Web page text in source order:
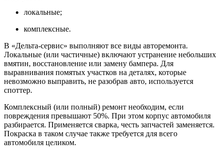
локальные;
комплексные.
В «Дельта-сервис» выполняют все виды авторемонта.
Локальные (или частичные) включают устранение небольших
вмятин, восстановление или замену бампера. Для
выравнивания помятых участков на деталях, которые
невозможно выправить, не разобрав авто, используется
споттер.
Комплексный (или полный) ремонт необходим, если
повреждения превышают 50%. При этом корпус автомобиля
разбирается. Применяется сварка, честь запчастей заменяется.
Покраска в таком случае также требуется для всего
автомобиля целиком.